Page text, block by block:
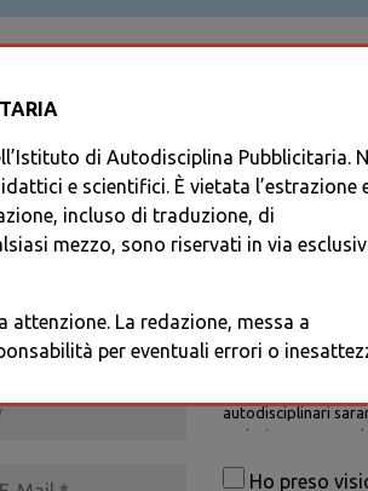
ACCEDI
Informativa sul
personali
I dati personali di
registrazione al
autodisciplinari
esclusivamente per
procedure previste
Ho preso
di Autodisciplina Pubblicitaria.
e scientifici. È vietata l’estrazione
incluso di traduzione, di
mezzo, sono riservati in via
La redazione, messa a
per eventuali errori o